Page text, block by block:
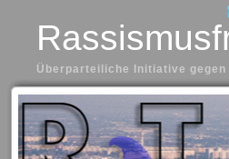
Überparteiliche Initiative